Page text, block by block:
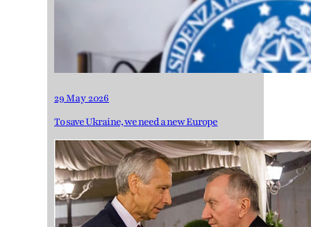
29 May 2026
To save Ukraine, we need a new Europe